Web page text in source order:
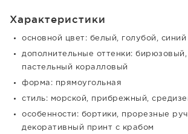
Характеристики
основной цвет: белый, голубой, синий
дополнительные оттенки: бирюзовый,
пастельный коралловый
форма: прямоугольная
стиль: морской, прибрежный,
особенности: бортики, прорезные
декоративный принт с крабом